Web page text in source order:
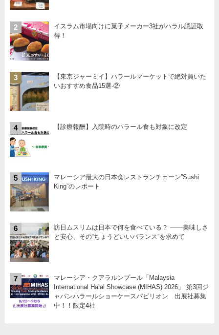
2
イスラム市場向けに菓子メーカー3社がハラル認証取
得！
3
【東京ジャーミイ】ハラールマーケットで絶対買いた
いおすすめ食品15選-②
4 【診療報酬】入院時のハラール食も対象に改定
5
マレーシア最大の日本食レストランチェーン”Sushi
King”のレポート
6
訪日ムスリムは日本で何を食べている？ ――美味しさ
と安心、その“ちょうどいいバランス”を求めて
7
マレーシア・クアラルンプール「Malaysia
International Halal Showcase (MIHAS) 2026」 第3回ジ
ャパンハラールショーケースパビリオン 出展社募集
中！！限定4社